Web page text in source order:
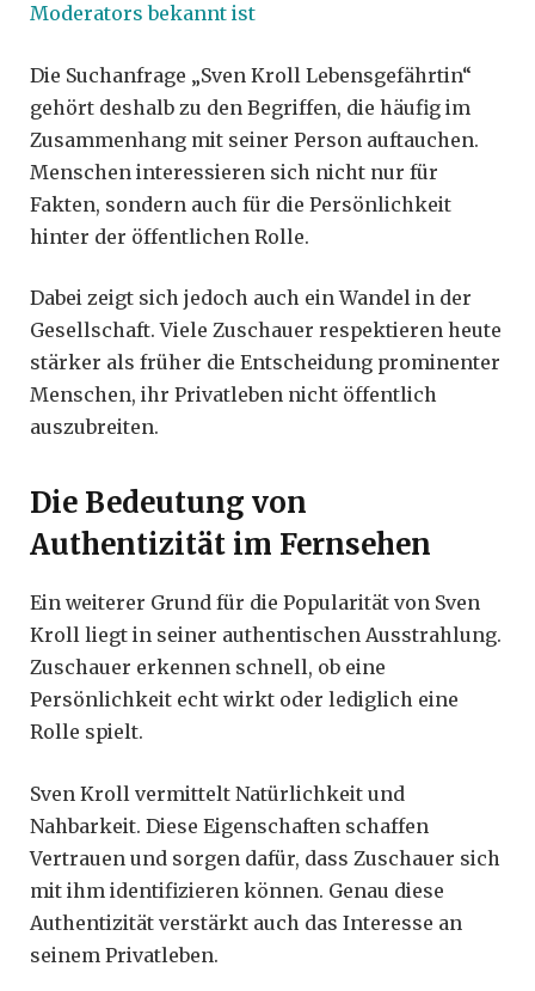
Moderators bekannt ist
Die Suchanfrage „Sven Kroll Lebensgefährtin“
gehört deshalb zu den Begriffen, die häufig im
Zusammenhang mit seiner Person auftauchen.
Menschen interessieren sich nicht nur für
Fakten, sondern auch für die Persönlichkeit
hinter der öffentlichen Rolle.
Dabei zeigt sich jedoch auch ein Wandel in der
Gesellschaft. Viele Zuschauer respektieren heute
stärker als früher die Entscheidung prominenter
Menschen, ihr Privatleben nicht öffentlich
auszubreiten.
Die Bedeutung von
Authentizität im Fernsehen
Ein weiterer Grund für die Popularität von Sven
Kroll liegt in seiner authentischen Ausstrahlung.
Zuschauer erkennen schnell, ob eine
Persönlichkeit echt wirkt oder lediglich eine
Rolle spielt.
Sven Kroll vermittelt Natürlichkeit und
Nahbarkeit. Diese Eigenschaften schaffen
Vertrauen und sorgen dafür, dass Zuschauer sich
mit ihm identifizieren können. Genau diese
Authentizität verstärkt auch das Interesse an
seinem Privatleben.